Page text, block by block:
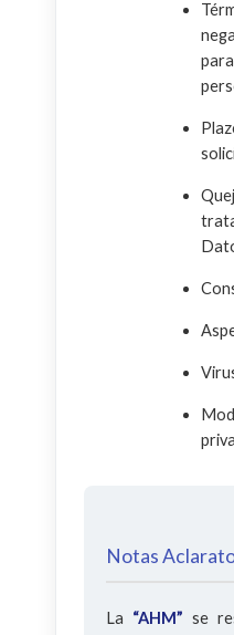
Notas
La “AHM” se